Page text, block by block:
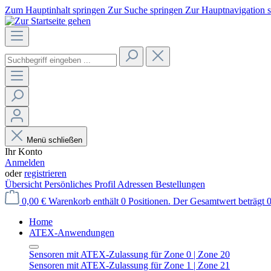
Zum Hauptinhalt springen Zur Suche springen Zur Hauptnavigation
Menü schließen
Ihr Konto
Anmelden
oderregistrieren
Übersicht Persönliches Profil Adressen Bestellungen
0,00 € Warenkorb enthält 0 Positionen. Der Gesamtwert beträgt
Home
ATEX-Anwendungen
Sensoren mit ATEX-Zulassung für Zone 0 | Zone 20
Sensoren mit ATEX-Zulassung für Zone 1 | Zone 21